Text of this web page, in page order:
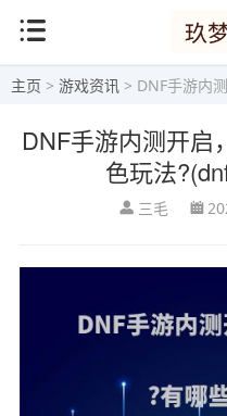
主页 > 游戏资讯 > DNF手游内测开
DNF手游内测开启
色玩法
三毛